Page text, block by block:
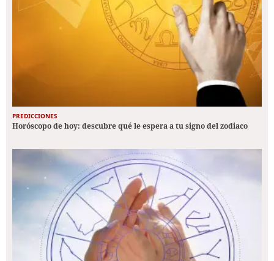
PREDICCIONES
Horóscopo de hoy: descubre qué le espera a tu signo del zodiaco